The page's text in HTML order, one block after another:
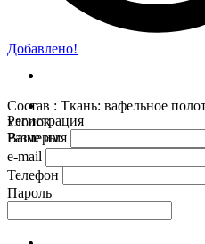
Добавлено!
Состав : Ткань: вафельное
хлопок.
Размеры:
Регистрация
Ваше имя
e-mail
Телефон
Пароль